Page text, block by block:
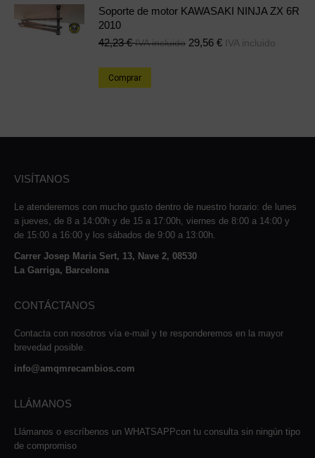
Soporte de motor KAWASAKI NINJA ZX 6R
2010
42,23€ IVA incluido 29,56 € IVA incluido
Comprar
VISÍTANOS
Le atenderemos con mucho gusto dentro de nuestro horario: de lunes
a jueves, de 8 a 14:00h y de 15 a 17:00h, viernes de 8:00 a 14:00 y
de 15:00 a 16:00 y los sábados de 9:00 a 13:00h.
Carrer Josep Maria Sert, 13, Nave 2, 08530
La Garriga, Barcelona
CONTÁCTANOS
Contacta con nosotros vía e-mail y te responderemos en la mayor
brevedad posible.
info@amqmrecambios.com
LLÁMANOS
Llámanos o escríbenos un WHATSAPPcon tu consulta sin ningún tipo
de compromiso